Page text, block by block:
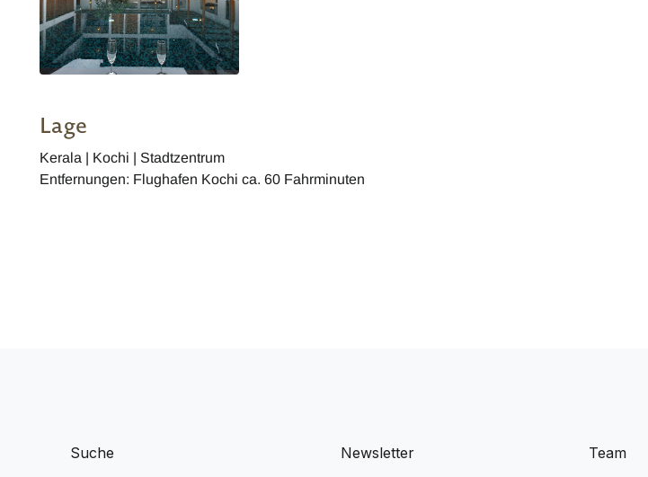
Lage
Kerala | Kochi | Stadtzentrum
Entfernungen: Flughafen Kochi ca. 60 Fahrminuten
Suche
Newsletter
Team